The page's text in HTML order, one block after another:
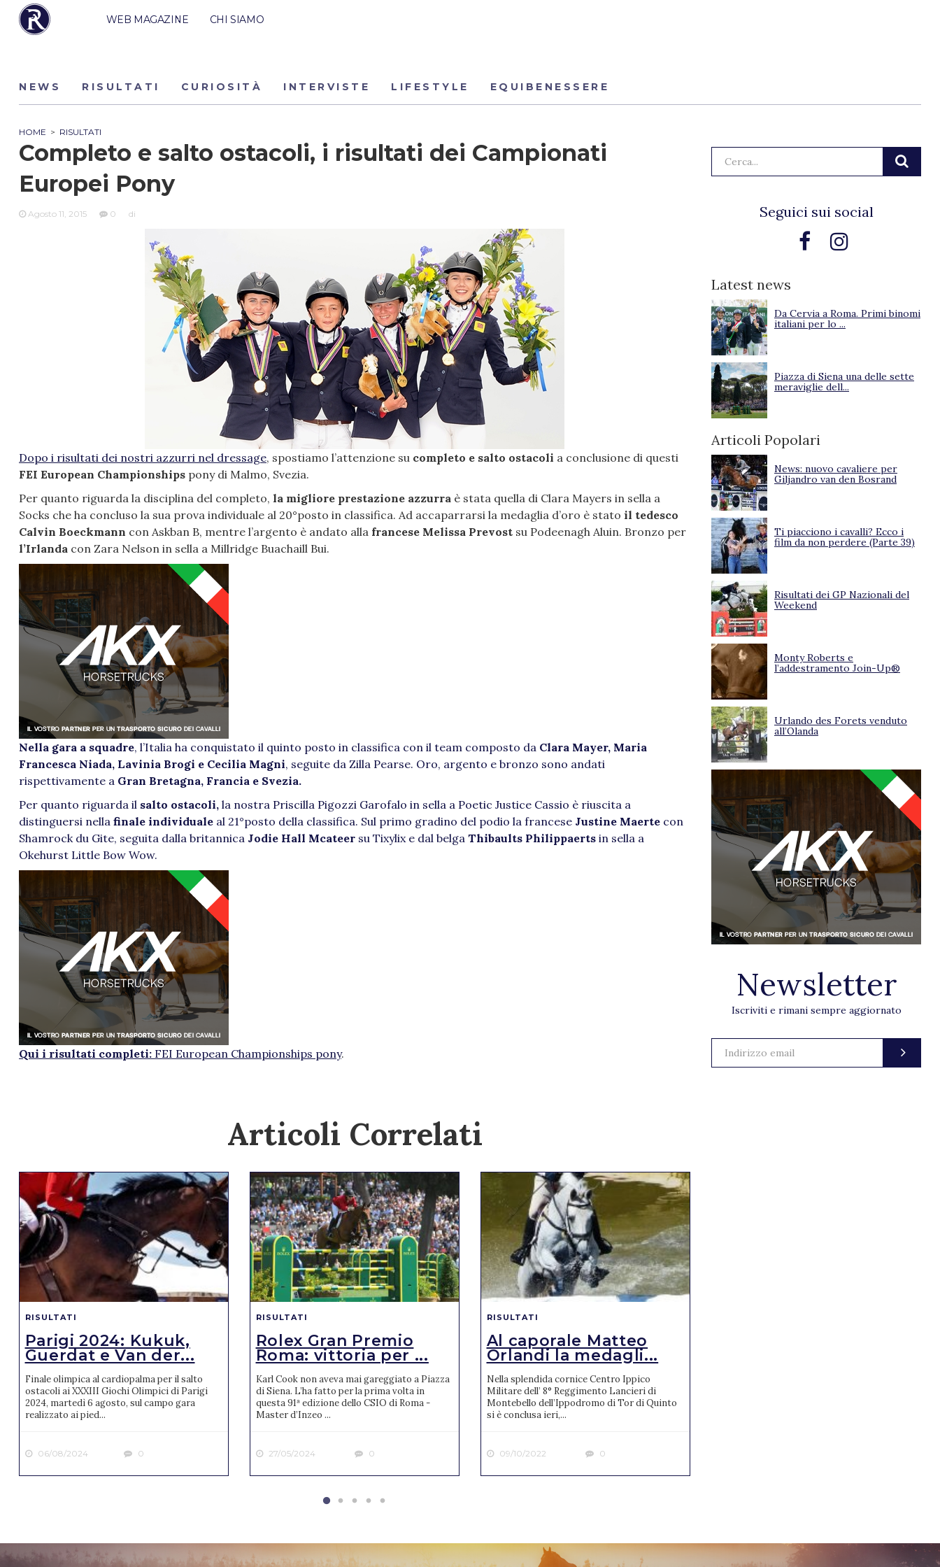
WEB MAGAZINE CHI SIAMO
NEWS RISULTATI CURIOSITÀ INTERVISTE LIFESTYLE EQUIBENESSERE
HOME > RISULTATI
Completo e salto ostacoli, i risultati dei Campionati
Europei Pony
Agosto 11, 2015 0 di
Dopo i risultati dei nostri azzurri nel dressage, spostiamo l’attenzione su completo e salto ostacoli a conclusione di questi
FEI European Championships pony di Malmo, Svezia.
Per quanto riguarda la disciplina del completo, la migliore prestazione azzurra è stata quella di Clara Mayers in sella a
Socks che ha concluso la sua prova individuale al 20°posto in classifica. Ad accaparrarsi la medaglia d’oro è stato il tedesco
Calvin Boeckmann con Askban B, mentre l’argento è andato alla francese Melissa Prevost su Podeenagh Aluin. Bronzo per
l’Irlanda con Zara Nelson in sella a Millridge Buachaill Bui.
Nella gara a squadre, l’Italia ha conquistato il quinto posto in classifica con il team composto da Clara Mayer, Maria
Francesca Niada, Lavinia Brogi e Cecilia Magni, seguite da Zilla Pearse. Oro, argento e bronzo sono andati
rispettivamente a Gran Bretagna, Francia e Svezia.
Per quanto riguarda il salto ostacoli, la nostra Priscilla Pigozzi Garofalo in sella a Poetic Justice Cassio è riuscita a
distinguersi nella finale individuale al 21°posto della classifica. Sul primo gradino del podio la francese Justine Maerte con
Shamrock du Gite, seguita dalla britannica Jodie Hall Mcateer su Tixylix e dal belga Thibaults Philippaerts in sella a
Okehurst Little Bow Wow.
Qui i risultati completi: FEI European Championships pony.
Articoli Correlati
RISULTATI
Parigi 2024: Kukuk,
Guerdat e Van der...
Finale olimpica al cardiopalma per il salto
ostacoli ai XXXIII Giochi Olimpici di Parigi
2024, martedì 6 agosto, sul campo gara
realizzato ai pied...
06/08/2024 0
RISULTATI
Rolex Gran Premio
Roma: vittoria per ...
Karl Cook non aveva mai gareggiato a Piazza
di Siena. L’ha fatto per la prima volta in
questa 91ª edizione dello CSIO di Roma -
Master d’Inzeo ...
27/05/2024 0
RISULTATI
Al caporale Matteo
Orlandi la medagli...
Nella splendida cornice Centro Ippico
Militare dell’ 8° Reggimento Lancieri di
Montebello dell’Ippodromo di Tor di Quinto
si è conclusa ieri,...
09/10/2022 0
Seguici sui social
Latest news
Da Cervia a Roma. Primi binomi
italiani per lo ...
Piazza di Siena una delle sette
meraviglie dell...
Articoli Popolari
News: nuovo cavaliere per
Giljandro van den Bosrand
Ti piacciono i cavalli? Ecco i
film da non perdere (Parte 39)
Risultati dei GP Nazionali del
Weekend
Monty Roberts e
l’addestramento Join-Up®
Urlando des Forets venduto
all’Olanda
Newsletter
Iscriviti e rimani sempre aggiornato